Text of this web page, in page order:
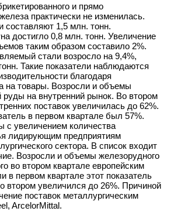
и прямо
практически не изменилась.
1,5 млн. тонн.
достигло 0,8 млн. тонн. Увеличение
таким образом составило 2%.
стали возросло на 9,4%,
Такие показатели наблюдаются
благодаря
на товары. Возросли и объемы
руды на внутренний рынок. Во втором
поставок увеличилась до 62%.
в первом квартале был 57%.
с увеличением количества
лидирующим предприятиям
сектора. В список входит
Возросли и объемы железорудного
во втором квартале европейским
в первом квартале этот показатель
втором увеличился до 26%. Причиной
поставок металлургическим
ArcelorMittal.